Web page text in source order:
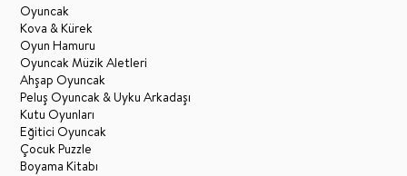
Oyuncak
Kova & Kürek
Oyun Hamuru
Oyuncak Müzik Aletleri
Ahşap Oyuncak
Peluş Oyuncak & Uyku Arkadaşı
Kutu Oyunları
Eğitici Oyuncak
Çocuk Puzzle
Boyama Kitabı